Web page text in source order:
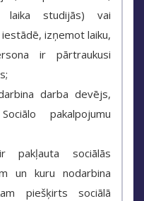
laika studijās) vai
izņemot laiku,
ir pārtraukusi
darba devējs,
pakalpojumu
pakļauta sociālās
un kuru nodarbina
piešķirts sociālā